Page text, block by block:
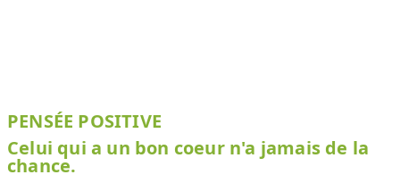
PENSÉE POSITIVE
Celui qui a un bon coeur n'a jamais de la
chance.